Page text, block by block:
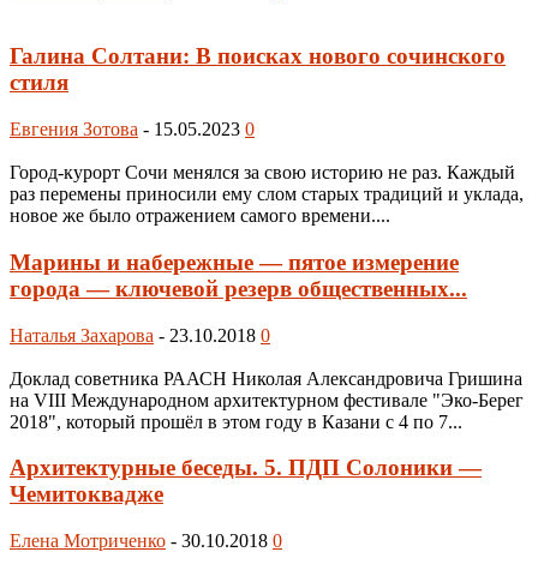
Галина Солтани: В поисках нового сочинского
стиля
Евгения Зотова - 15.05.2023 0
Город-курорт Сочи менялся за свою историю не раз. Каждый
раз перемены приносили ему слом старых традиций и уклада,
новое же было отражением самого времени....
Марины и набережные — пятое измерение
города — ключевой резерв общественных...
Наталья Захарова - 23.10.2018 0
Доклад советника РААСН Николая Александровича Гришина
на VIII Международном архитектурном фестивале "Эко-Берег
2018", который прошёл в этом году в Казани с 4 по 7...
Архитектурные беседы. 5. ПДП Солоники —
Чемитоквадже
Елена Мотриченко - 30.10.2018 0